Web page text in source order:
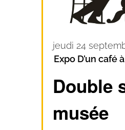
Double
musée
jeudi 24
Expo D’un café